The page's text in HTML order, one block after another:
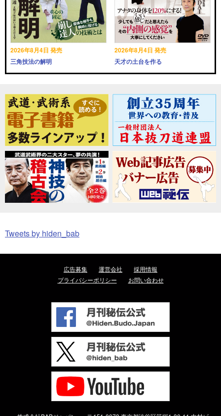
2026年8月4日 発売
三角技法の解明
2026年8月4日 発売
天才の土台を作る
Tweets by hiden_bab
広告募集 運営会社
採用情報
プライバシーポリシー
お問い合わせ